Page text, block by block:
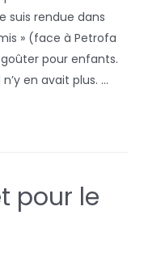
suis rendue dans
» (face à Petrofa
pour enfants.
en avait plus. …
pour le